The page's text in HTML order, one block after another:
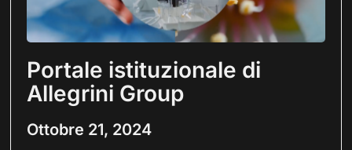
Portale istituzionale di
Allegrini Group
Ottobre 21, 2024